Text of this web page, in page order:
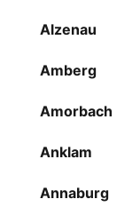
Alzenau
Amberg
Amorbach
Anklam
Annaburg